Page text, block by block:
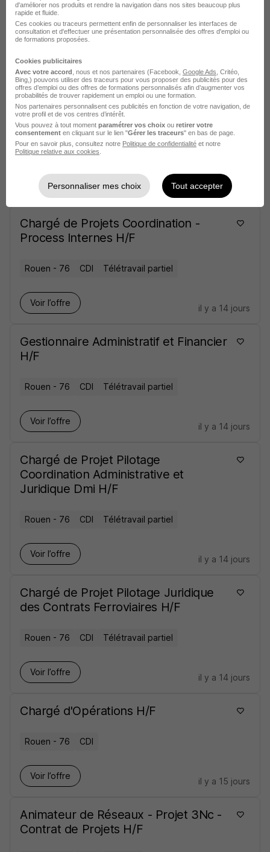
Bernay - 27
Gestionnaire Technique Exploitation
Secteur Ouest - CDD H/F
Caen - 14 CDI
32 490,60 € / an
Télétravail partiel
Voir l’offre
il y a 14 jours
Chargé de Projets Coordination -
Process Internes H/F
Rouen - 76 CDI Télétravail partiel
Voir l’offre
il y a 14 jours
Gestionnaire Administratif et Financier
H/F
Rouen - 76 CDI Télétravail partiel
Voir l’offre
il y a 14 jours
Chargé de Projet Pilotage
Coordination Administrative et
Juridique Dmi H/F
Rouen - 76 CDI Télétravail partiel
Voir l’offre
il y a 14 jours
Chargé de Projet Pilotage Juridique
des Contrats Ferroviaires H/F
Rouen - 76 CDI Télétravail partiel
Voir l’offre
il y a 14 jours
Chargé d'Opérations H/F
Rouen - 76 CDI
Voir l’offre
il y a 15 jours
Animateur de Réseaux - Projet 3Nc -
Contrat de Projets H/F
d'améliorer nos produits et rendre la navigation dans nos sites beaucoup plus
rapide et fluide.
Ces cookies ou traceurs permettent enfin de personnaliser les interfaces de
consultation et d'effectuer une présentation personnalisée des offres d'emploi ou
de formations proposées.
Cookies publicitaires
Avec votre accord , nous et nos partenaires (Facebook, Google Ads , Critéo,
Bing,) pouvons utiliser des traceurs pour vous proposer des publicités pour des
offres d’emploi ou des offres de formations personnalisés afin d’augmenter vos
probabilités de trouver rapidement un emploi ou une formation.
Nos partenaires personnalisent ces publicités en fonction de votre navigation, de
votre profil et de vos centres d’intérêt.
Vous pouvez à tout moment paramétrer vos choix ou retirer votre
consentement en cliquant sur le lien "Gérer les traceurs" en bas de page.
Pour en savoir plus, consultez notre Politique de confidentialité et notre
Politique relative aux cookies
Personnaliser mes choix Tout accepter